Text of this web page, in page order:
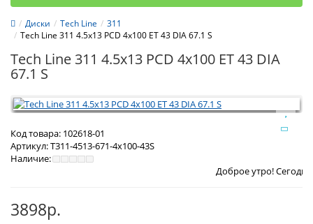
Диски Tech Line
311
Tech Line 311 4.5x13 PCD 4x100 ET 43 DIA 67.1 S
Tech Line 311 4.5x13 PCD 4x100 ET 43 DIA
67.1 S
Код товара: 102618-01
Артикул:T311-4513-671-4x100-43S
Наличие:
Доброе утро! Сегодня
3898р.